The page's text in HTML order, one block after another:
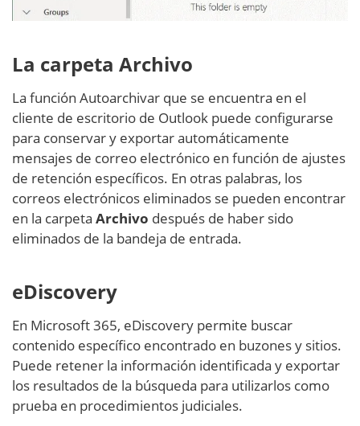
La carpeta Archivo
La función Autoarchivar que se encuentra en el
cliente de escritorio de Outlook puede configurarse
para conservar y exportar automáticamente
mensajes de correo electrónico en función de ajustes
de retención específicos. En otras palabras, los
correos electrónicos eliminados se pueden encontrar
en la carpeta Archivo después de haber sido
eliminados de la bandeja de entrada.
eDiscovery
En Microsoft 365, eDiscovery permite buscar
contenido específico encontrado en buzones y sitios.
Puede retener la información identificada y exportar
los resultados de la búsqueda para utilizarlos como
prueba en procedimientos judiciales.